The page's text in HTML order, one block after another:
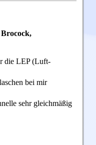
Brocock,
die LEP (Luft-
bei mir
sehr gleichmäßig